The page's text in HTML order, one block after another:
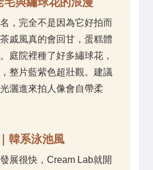
，完全不是因為它好拍而
戚風真的會回甘，蛋糕體
庭院裡種了好多繡球花，
整片藍紫色超壯觀。建議
灑進來拍人像會自帶柔
韓系泳池風
展很快，Cream Lab就開